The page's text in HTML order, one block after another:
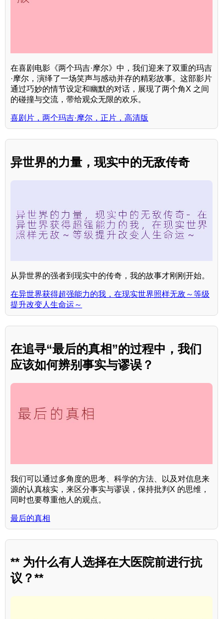
在喜剧电影《两个玛吉·摩尔》中，我们迎来了双重的玛吉
·摩尔，演绎了一场笑声与感动并存的精彩故事。这部影片
通过巧妙的情节设定和幽默的对话，展现了两个角X 之间
的碰撞与交流，带给观众无限的欢乐。
喜剧片，两个玛吉·摩尔，正片，高清版
异世界的力量，现实中的无敌传奇
从异世界的强者到现实中的传奇，我的故事才刚刚开始。
在异世界获得超强能力的我，在现实世界照样无敌～等级
提升改变人生命运～
在追寻“最后的真相”的过程中，我们
应该如何辨别事实与谬误？
我们可以通过多角度的思考、科学的方法、以及对信息来
源的认真核实，来区分事实与谬误，保持批判X 的思维，
同时也要尊重他人的观点。
最后的真相
** 为什么有人选择在大医院前进行抗
议？**